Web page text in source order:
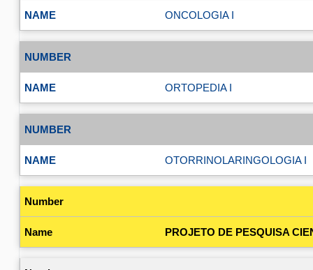
ONCOLOGIA I
ORTOPEDIA I
OTORRINOLARINGOLOGIA I
PROJETO DE PESQUISA